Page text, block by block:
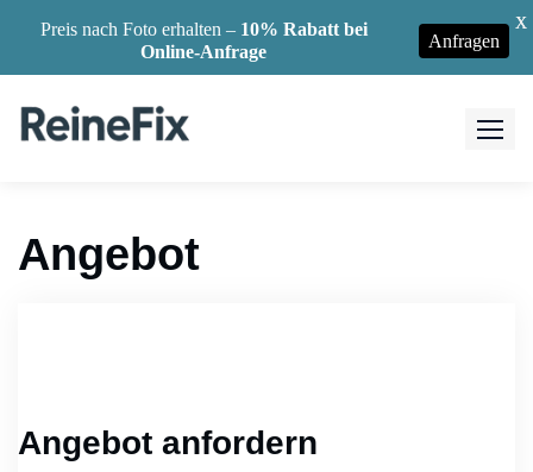
Angebot
Angebot anfordern
Preis nach Foto erhalten – 10% Rabatt bei
Online-Anfrage
Anfragen
X